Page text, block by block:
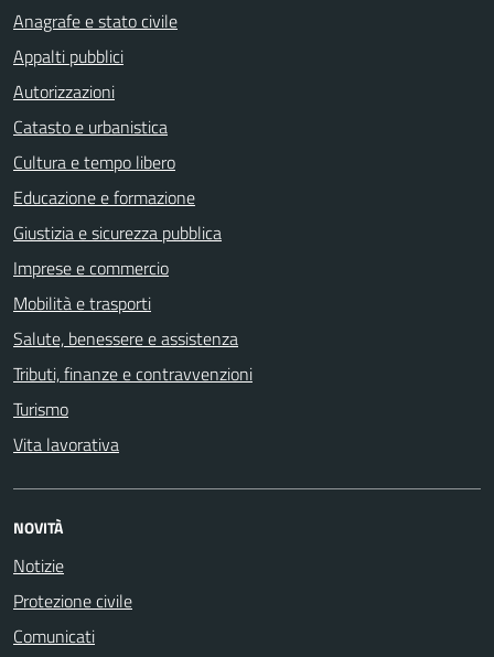
Anagrafe e stato civile
Appalti pubblici
Autorizzazioni
Catasto e urbanistica
Cultura e tempo libero
Educazione e formazione
Giustizia e sicurezza pubblica
Imprese e commercio
Mobilità e trasporti
Salute, benessere e assistenza
Tributi, finanze e contravvenzioni
Turismo
Vita lavorativa
NOVITÀ
Notizie
Protezione civile
Comunicati